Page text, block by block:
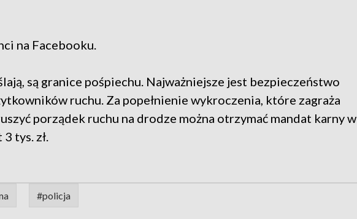
na Facebooku.
są granice pośpiechu. Najważniejsze jest bezpieczeństwo
ruchu. Za popełnienie wykroczenia, które zagraża
porządek ruchu na drodze można otrzymać mandat karny w
tys. zł.
#policja